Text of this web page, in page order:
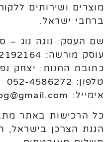
מוצרים ושירותים
ברחבי ישראל.
שם העסק: נוגה נוג –
עוסק מורשה: 312192164
כתובת החנות: יצחק נפחא 36,
טלפון: 052-4586272
אימייל: 3noganog@gmail.com
כל הרכישות באתר